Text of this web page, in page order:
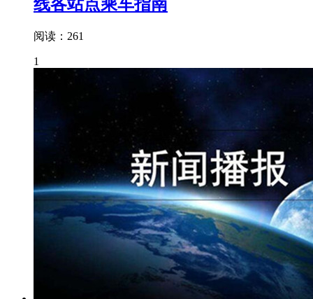
线各站点乘车指南
阅读：261
1